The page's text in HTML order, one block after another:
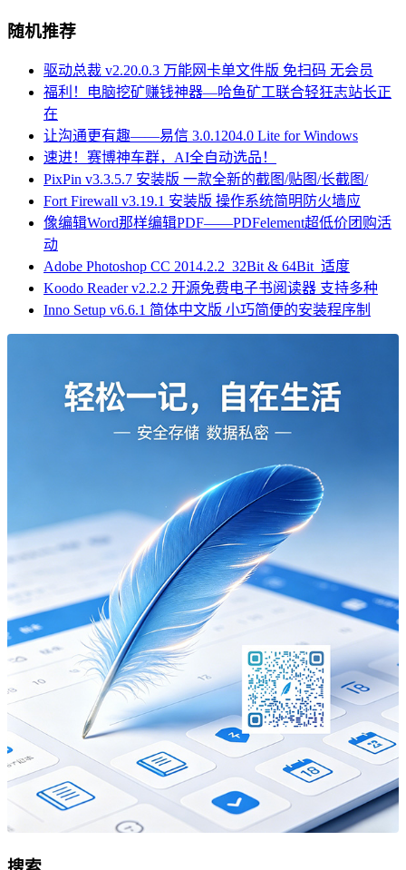
随机推荐
驱动总裁 v2.20.0.3 万能网卡单文件版 免扫码 无会员
福利！电脑挖矿赚钱神器—哈鱼矿工联合轻狂志站长正
在
让沟通更有趣——易信 3.0.1204.0 Lite for Windows
速进！赛博神车群，AI全自动选品！
PixPin v3.3.5.7 安装版 一款全新的截图/贴图/长截图/
Fort Firewall v3.19.1 安装版 操作系统简明防火墙应
像编辑Word那样编辑PDF——PDFelement超低价团购活
动
Adobe Photoshop CC 2014.2.2_32Bit & 64Bit_适度
Koodo Reader v2.2.2 开源免费电子书阅读器 支持多种
Inno Setup v6.6.1 简体中文版 小巧简便的安装程序制